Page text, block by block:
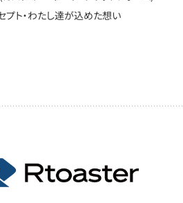
プト・わたし達が込めた想い